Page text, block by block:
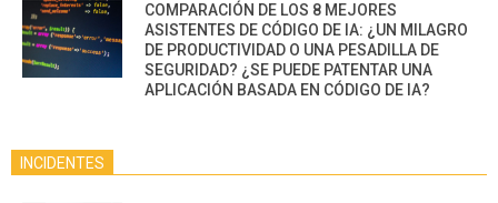
COMPARACIÓN DE LOS 8 MEJORES
ASISTENTES DE CÓDIGO DE IA: ¿UN MILAGRO
DE PRODUCTIVIDAD O UNA PESADILLA DE
SEGURIDAD? ¿SE PUEDE PATENTAR UNA
APLICACIÓN BASADA EN CÓDIGO DE IA?
INCIDENTES